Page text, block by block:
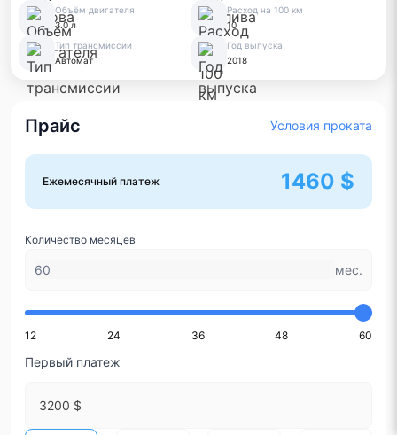
Объём двигателя
3.0 л
Расход на 100 км
10
Тип трансмиссии
Автомат
Год выпуска
2018
Прайс Условия проката
Ежемесячный платеж 1460 $
Количество месяцев
мес.
12 24 36 48 60
Первый платеж
3200 $